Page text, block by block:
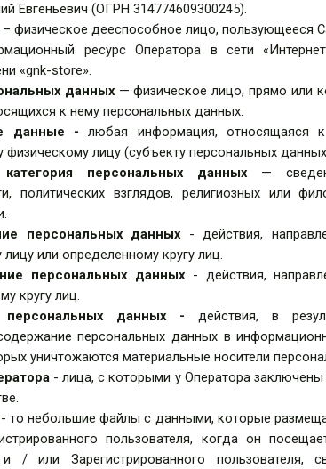
Евгеньевич (ОГРН314774609300245).
–физическое дееспособное лицо, пользующееся
ресурс Оператора в сети
«gnk-store».
данных— физическое лицо, прямо или
к нему персональных данных.
данные -любая информация, относящаяся
лицу (субъекту персональных
категория персональных данных—
политических взглядов, религиозных или
персональных данных - действия,
или определенному кругу лиц.
персональных данных - действия,
кругу лиц.
персональных данных -действия, в
персональных данных в
уничтожаются материальные носители
-лица, с которыми у Оператора
- то небольшие файлы с данными, которые
пользователя, когда он
и / или Зарегистрированного пользователя,